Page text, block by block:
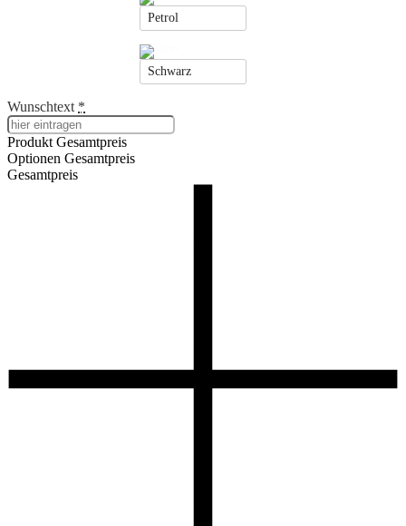
Petrol
Schwarz
Wunschtext *
Produkt Gesamtpreis
Optionen Gesamtpreis
Gesamtpreis